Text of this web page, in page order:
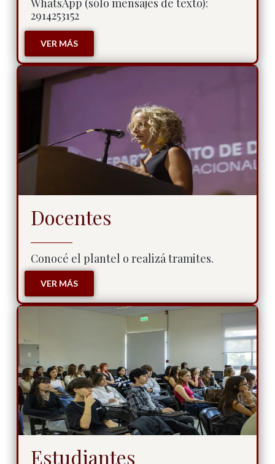
2914253152
VER MÁS
Docentes
Conocé el plantel o realizá tramites.
VER MÁS
Estudiantes